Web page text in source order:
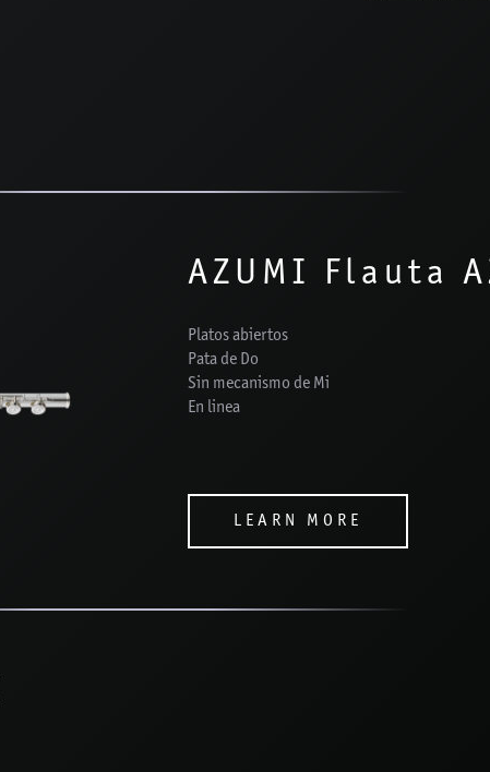
AZUMI Flauta
Platos abiertos
Pata de Do
Sin mecanismo de Mi
En linea
LEARN MORE